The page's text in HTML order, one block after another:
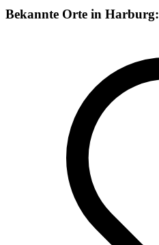
Bekannte Orte in Harburg: